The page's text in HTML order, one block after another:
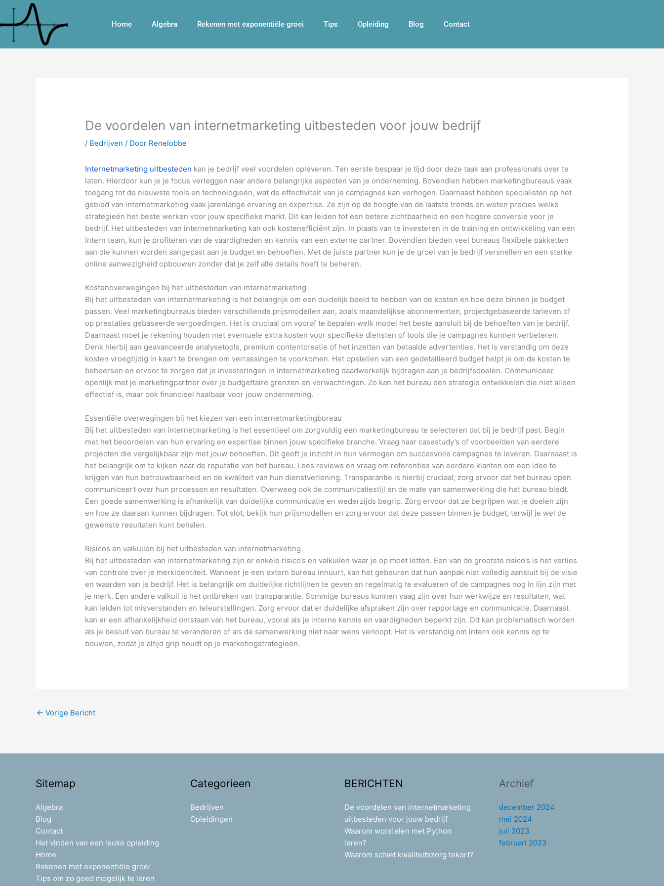
de
inhoud
Home Algebra Rekenen met exponentiële groei Tips Opleiding Blog Contact
De voordelen van internetmarketing uitbesteden voor jouw bedrijf
/ Bedrijven / Door Renelobbe
Internetmarketing uitbesteden kan je bedrijf veel voordelen opleveren. Ten eerste bespaar je tijd door deze taak aan professionals over te
laten. Hierdoor kun je je focus verleggen naar andere belangrijke aspecten van je onderneming. Bovendien hebben marketingbureaus vaak
toegang tot de nieuwste tools en technologieën, wat de effectiviteit van je campagnes kan verhogen. Daarnaast hebben specialisten op het
gebied van internetmarketing vaak jarenlange ervaring en expertise. Ze zijn op de hoogte van de laatste trends en weten precies welke
strategieën het beste werken voor jouw specifieke markt. Dit kan leiden tot een betere zichtbaarheid en een hogere conversie voor je
bedrijf. Het uitbesteden van internetmarketing kan ook kostenefficiënt zijn. In plaats van te investeren in de training en ontwikkeling van een
intern team, kun je profiteren van de vaardigheden en kennis van een externe partner. Bovendien bieden veel bureaus flexibele pakketten
aan die kunnen worden aangepast aan je budget en behoeften. Met de juiste partner kun je de groei van je bedrijf versnellen en een sterke
online aanwezigheid opbouwen zonder dat je zelf alle details hoeft te beheren.
Kostenoverwegingen bij het uitbesteden van internetmarketing
Bij het uitbesteden van internetmarketing is het belangrijk om een duidelijk beeld te hebben van de kosten en hoe deze binnen je budget
passen. Veel marketingbureaus bieden verschillende prijsmodellen aan, zoals maandelijkse abonnementen, projectgebaseerde tarieven of
op prestaties gebaseerde vergoedingen. Het is cruciaal om vooraf te bepalen welk model het beste aansluit bij de behoeften van je bedrijf.
Daarnaast moet je rekening houden met eventuele extra kosten voor specifieke diensten of tools die je campagnes kunnen verbeteren.
Denk hierbij aan geavanceerde analysetools, premium contentcreatie of het inzetten van betaalde advertenties. Het is verstandig om deze
kosten vroegtijdig in kaart te brengen om verrassingen te voorkomen. Het opstellen van een gedetailleerd budget helpt je om de kosten te
beheersen en ervoor te zorgen dat je investeringen in internetmarketing daadwerkelijk bijdragen aan je bedrijfsdoelen. Communiceer
openlijk met je marketingpartner over je budgettaire grenzen en verwachtingen. Zo kan het bureau een strategie ontwikkelen die niet alleen
effectief is, maar ook financieel haalbaar voor jouw onderneming.
Essentiële overwegingen bij het kiezen van een internetmarketingbureau
Bij het uitbesteden van internetmarketing is het essentieel om zorgvuldig een marketingbureau te selecteren dat bij je bedrijf past. Begin
met het beoordelen van hun ervaring en expertise binnen jouw specifieke branche. Vraag naar casestudy’s of voorbeelden van eerdere
projecten die vergelijkbaar zijn met jouw behoeften. Dit geeft je inzicht in hun vermogen om succesvolle campagnes te leveren. Daarnaast is
het belangrijk om te kijken naar de reputatie van het bureau. Lees reviews en vraag om referenties van eerdere klanten om een idee te
krijgen van hun betrouwbaarheid en de kwaliteit van hun dienstverlening. Transparantie is hierbij cruciaal; zorg ervoor dat het bureau open
communiceert over hun processen en resultaten. Overweeg ook de communicatiestijl en de mate van samenwerking die het bureau biedt.
Een goede samenwerking is afhankelijk van duidelijke communicatie en wederzijds begrip. Zorg ervoor dat ze begrijpen wat je doelen zijn
en hoe ze daaraan kunnen bijdragen. Tot slot, bekijk hun prijsmodellen en zorg ervoor dat deze passen binnen je budget, terwijl je wel de
gewenste resultaten kunt behalen.
Risicos en valkuilen bij het uitbesteden van internetmarketing
Bij het uitbesteden van internetmarketing zijn er enkele risico’s en valkuilen waar je op moet letten. Een van de grootste risico’s is het verlies
van controle over je merkidentiteit. Wanneer je een extern bureau inhuurt, kan het gebeuren dat hun aanpak niet volledig aansluit bij de visie
en waarden van je bedrijf. Het is belangrijk om duidelijke richtlijnen te geven en regelmatig te evalueren of de campagnes nog in lijn zijn met
je merk. Een andere valkuil is het ontbreken van transparantie. Sommige bureaus kunnen vaag zijn over hun werkwijze en resultaten, wat
kan leiden tot misverstanden en teleurstellingen. Zorg ervoor dat er duidelijke afspraken zijn over rapportage en communicatie. Daarnaast
kan er een afhankelijkheid ontstaan van het bureau, vooral als je interne kennis en vaardigheden beperkt zijn. Dit kan problematisch worden
als je besluit van bureau te veranderen of als de samenwerking niet naar wens verloopt. Het is verstandig om intern ook kennis op te
bouwen, zodat je altijd grip houdt op je marketingstrategieën.
← Vorige Bericht
Sitemap
Algebra
Blog
Contact
Het vinden van een leuke opleiding
Home
Rekenen met exponentiële groei
Tips om zo goed mogelijk te leren
Categorieen
Bedrijven
Opleidingen
BERICHTEN
De voordelen van internetmarketing
uitbesteden voor jouw bedrijf
Waarom worstelen met Python
leren?
Waarom schiet kwaliteitszorg tekort?
Archief
december 2024
mei 2024
juli 2023
februari 2023